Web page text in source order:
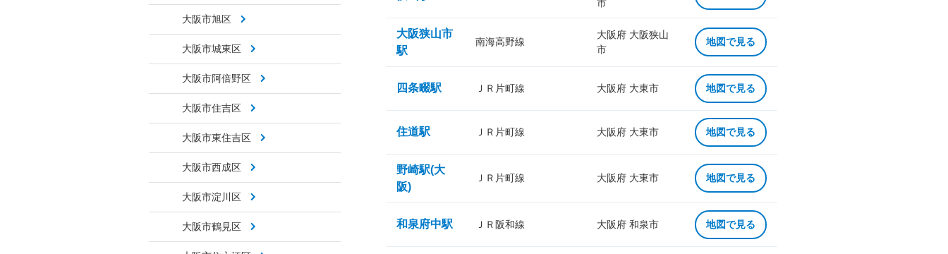
大阪市旭区
大阪市城東区
大阪市阿倍野区
大阪市住吉区
大阪市東住吉区
大阪市西成区
大阪市淀川区
大阪市鶴見区
市
大阪狭山市
駅
南海高野線
大阪府 大阪狭山
市
地図で見る
四条畷駅 ＪＲ片町線 大阪府 大東市 地図で見る
住道駅 ＪＲ片町線 大阪府 大東市 地図で見る
野崎駅(大
阪)
ＪＲ片町線 大阪府 大東市 地図で見る
和泉府中駅 ＪＲ阪和線 大阪府 和泉市 地図で見る